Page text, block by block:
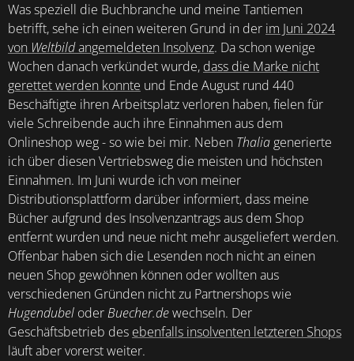
Was speziell die Buchbranche und meine Tantiemen
betrifft, sehe ich einen weiteren Grund in der im Juni 2024
von Weltbildangemeldeten Insolvenz. Da schon wenige
Wochen danach verkündet wurde, dass die Marke nicht
gerettet werden konnte und Ende August rund 440
Beschäftigte ihren Arbeitsplatz verloren haben, fielen für
viele Schreibende auch ihre Einnahmen aus dem
Onlineshop weg - so wie bei mir. Neben Thalia generierte
ich über diesen Vertriebsweg die meisten und höchsten
Einnahmen. Im Juni wurde ich von meiner
Distributionsplattform darüber informiert, dass meine
Bücher aufgrund des Insolvenzantrags aus dem Shop
entfernt wurden und neue nicht mehr ausgeliefert werden.
Offenbar haben sich die Lesenden noch nicht an einen
neuen Shop gewöhnen können oder wollten aus
verschiedenen Gründen nicht zu Partnershops wie
Hugendubel oderBuecher.dewechseln. Der
Geschäftsbetrieb des ebenfalls insolventen letzteren Shops
läuft aber vorerst weiter.